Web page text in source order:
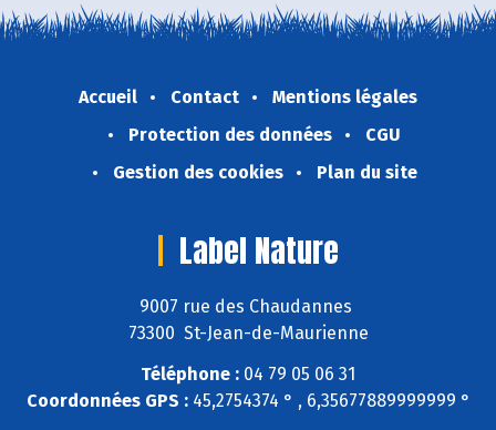
Accueil Contact
Mentions légales
Protection des données
CGU
Gestion des cookies
Plan du site
Label Nature
9007 rue des Chaudannes
73300 St-Jean-de-Maurienne
Téléphone : 04 79 05 06 31
Coordonnées GPS :45,2754374 ° , 6,35677889999999 °